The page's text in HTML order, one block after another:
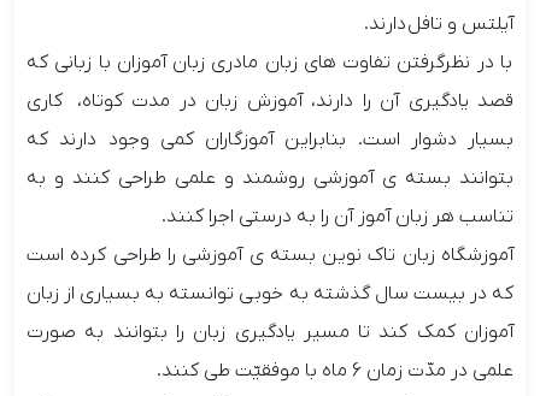
آیلتس و تافل دارند.
با در نظرگرفتن تفاوت های زبان مادری زبان آموزان با زبانی که
قصد یادگیری آن را دارند، آموزش زبان در مدت کوتاه، کاری
بسیار دشوار است. بنابراین آموزگاران کمی وجود دارند که
بتوانند بسته ی آموزشی روشمند و علمی طراحی کنند و به
تناسب هر زبان آموز آن را به درستی اجرا کنند.
آموزشگاه زبان تاک نوین بسته ی آموزشی را طراحی کرده است
که در بیست سال گذشته به خوبی توانسته به بسیاری از زبان
آموزان کمک کند تا مسیر یادگیری زبان را بتوانند به صورت
علمی در مدّت زمان 6 ماه با موفقیّت طی کنند.